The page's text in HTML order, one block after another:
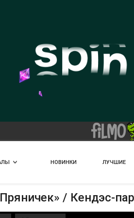
НОВИНКИ ЛУЧШИЕ
/ Кендэс-